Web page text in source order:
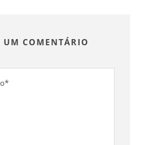
UM COMENTÁRIO